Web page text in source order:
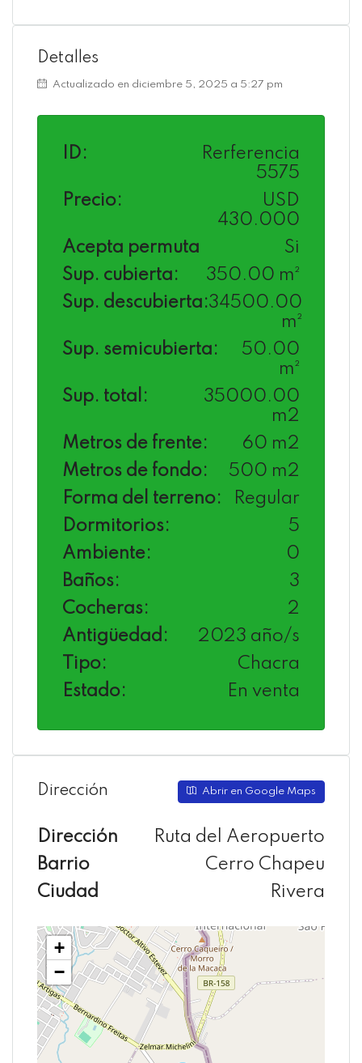
Detalles
Actualizado en diciembre 5, 2025 a 5:27 pm
ID:
Rerferencia
5575
Precio:
USD
430.000
Acepta permuta
Si
Sup. cubierta:
350.00 m²
Sup. descubierta:34500.00
m²
Sup. semicubierta:
50.00
m²
Sup. total:
35000.00
m2
Metros de frente:
60 m2
Metros de fondo:
500 m2
Forma del terreno:
Regular
Dormitorios:
5
Ambiente:
0
Baños:
3
Cocheras:
2
Antigüedad:
2023 año/s
Tipo:
Chacra
Estado:
En venta
Dirección Abrir en Google Maps
Dirección
Ruta del Aeropuerto
Barrio
Cerro Chapeu
Ciudad
Rivera
+
−